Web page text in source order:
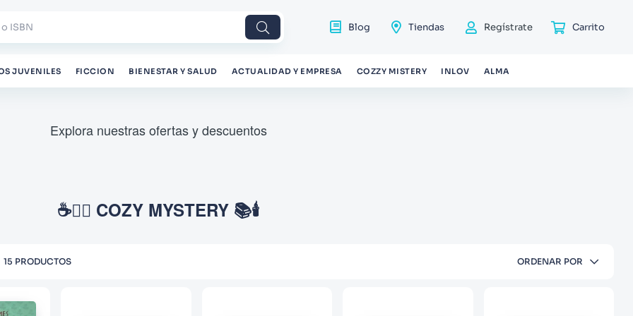
Blog Tiendas Regístrate
JUVENILES FICCION BIENESTAR Y SALUD ACTUALIDAD Y EMPRESA COZZY MISTERY INLOV ALMA
Explora nuestras ofertas y descuentos
☕🕵️‍♂️ COZY MYSTERY 📚🕯️
15 PRODUCTOS ORDENAR POR